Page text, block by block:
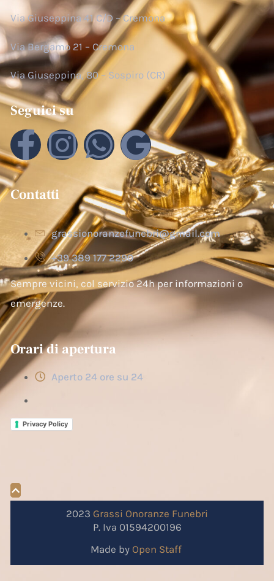
Via Giuseppina 41 C/D – Cremona
Via Bergamo 21 – Cremona
Via Giuseppina, 80 – Sospiro (CR)
Seguici su
Contatti
grassionoranzefunebri@gmail.com
+39 389 177 2290
Sempre vicini, col servizio 24h per informazioni o
emergenze.
Orari di apertura
Aperto 24 ore su 24
Privacy Policy
2023 Grassi Onoranze Funebri
P. Iva 01594200196
Made by Open Staff